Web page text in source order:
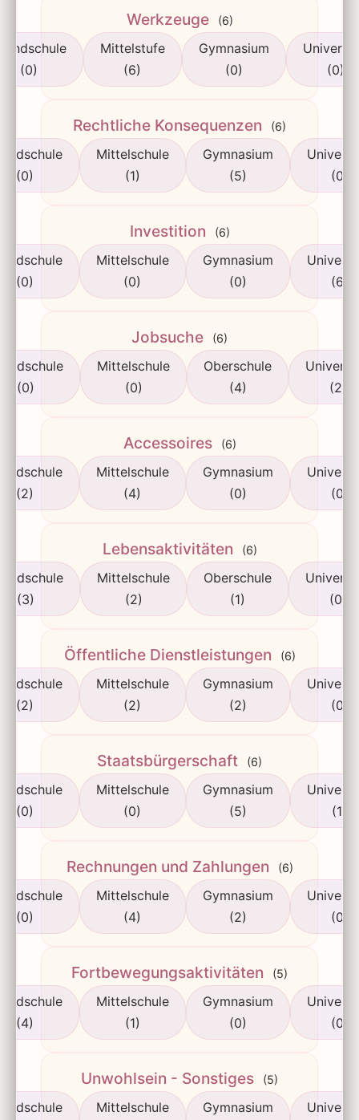
Werkzeuge (6)
(0)
Mittelstufe
(6)
Gymnasium
(0)
(0)
Rechtliche Konsequenzen (6)
(0)
Mittelschule
(1)
Gymnasium
(5)
(0)
Investition (6)
(0)
Mittelschule
(0)
Gymnasium
(0)
(6)
Jobsuche (6)
(0)
Mittelschule
(0)
Oberschule
(4)
(2)
Accessoires (6)
(2)
Mittelschule
(4)
Gymnasium
(0)
(0)
Lebensaktivitäten (6)
(3)
Mittelschule
(2)
Oberschule
(1)
(0)
Öffentliche Dienstleistungen (6)
(2)
Mittelschule
(2)
Gymnasium
(2)
(0)
Staatsbürgerschaft (6)
(0)
Mittelschule
(0)
Gymnasium
(5)
(1)
Rechnungen und Zahlungen (6)
(0)
Mittelschule
(4)
Gymnasium
(2)
(0)
Fortbewegungsaktivitäten (5)
(4)
Mittelschule
(1)
Gymnasium
(0)
(0)
Unwohlsein - Sonstiges (5)
Mittelschule
Gymnasium